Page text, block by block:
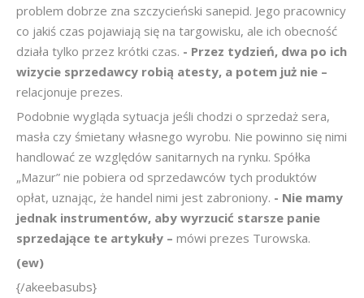
problem dobrze zna szczycieński sanepid. Jego pracownicy
co jakiś czas pojawiają się na targowisku, ale ich obecność
działa tylko przez krótki czas. - Przez tydzień, dwa po ich
wizycie sprzedawcy robią atesty, a potem już nie –
relacjonuje prezes.
Podobnie wygląda sytuacja jeśli chodzi o sprzedaż sera,
masła czy śmietany własnego wyrobu. Nie powinno się nimi
handlować ze względów sanitarnych na rynku. Spółka
„Mazur” nie pobiera od sprzedawców tych produktów
opłat, uznając, że handel nimi jest zabroniony. - Nie mamy
jednak instrumentów, aby wyrzucić starsze panie
sprzedające te artykuły – mówi prezes Turowska.
(ew)
{/akeebasubs}